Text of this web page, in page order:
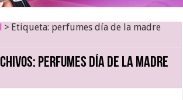
> Etiqueta: perfumes día de la madre
perfumes día de la madre